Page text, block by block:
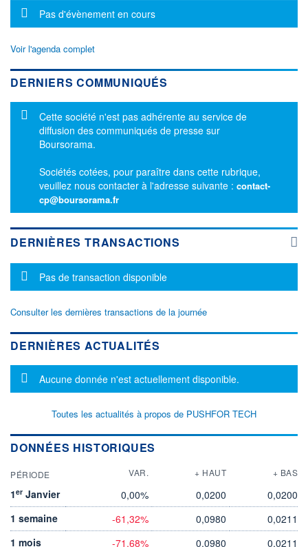
Message d'information
Pas d'évènement en cours
Voir l'agenda complet
DERNIERS COMMUNIQUÉS
Message d'information
Cette société n'est pas adhérente au service de
diffusion des communiqués de presse sur
Boursorama.
Sociétés cotées, pour paraître dans cette rubrique,
veuillez nous contacter à l'adresse suivante : contact-
cp@boursorama.fr
DERNIÈRES TRANSACTIONS
Message d'information
Pas de transaction disponible
Consulter les dernières transactions de la journée
DERNIÈRES ACTUALITÉS
Message d'information
Aucune donnée n'est actuellement disponible.
Toutes les actualités à propos de PUSHFOR TECH
DONNÉES HISTORIQUES
PÉRIODE VAR. + HAUT + BAS
1er Janvier 0,00% 0,0200
0,0200
1 semaine
-61,32% 0,0980
0,0211
1 mois
-71,68% 0,0980
0,0211